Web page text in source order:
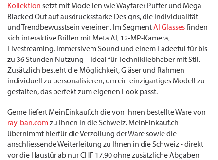
Kollektion setzt mit Modellen wie Wayfarer Puffer und Mega
Blacked Out auf ausdrucksstarke Designs, die Individualität
und Trendbewusstsein vereinen. Im SegmentAI Glassesfinden
sich interaktive Brillen mit Meta AI, 12-MP-Kamera,
Livestreaming, immersivem Sound und einem Ladeetui für bis
zu 36 Stunden Nutzung – ideal für Technikliebhaber mit Stil.
Zusätzlich besteht die Möglichkeit, Gläser und Rahmen
individuell zu personalisieren, um ein einzigartiges Modell zu
gestalten, das perfekt zum eigenen Look passt.
Gerne liefert MeinEinkauf.ch die von Ihnen bestellte Ware von
ray-ban.comzu Ihnen in die Schweiz. MeinEinkauf.ch
übernimmt hierfür die Verzollung der Ware sowie die
anschliessende Weiterleitung zu Ihnen in die Schweiz - direkt
vor die Haustür ab nur CHF 17.90 ohne zusätzliche Abgaben